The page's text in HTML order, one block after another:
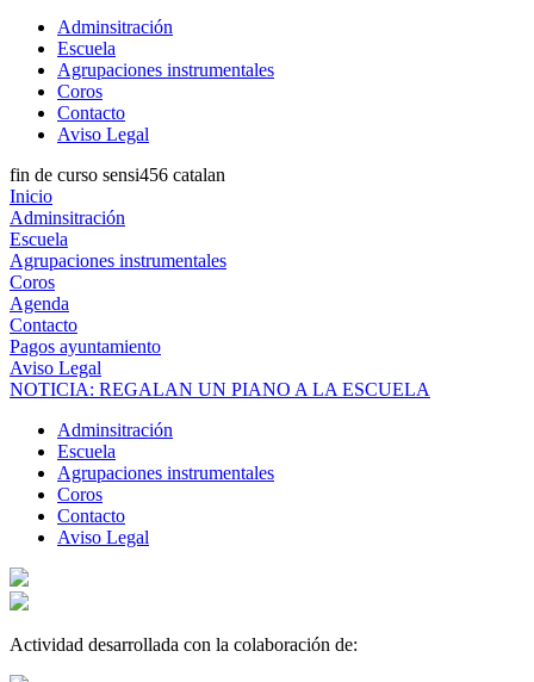
Adminsitración
Escuela
Agrupaciones instrumentales
Coros
Contacto
Aviso Legal
fin de curso sensi456 catalan
Inicio
Adminsitración
Escuela
Agrupaciones instrumentales
Coros
Agenda
Contacto
Pagos ayuntamiento
Aviso Legal
NOTICIA: REGALAN UN PIANO A LA ESCUELA
Adminsitración
Escuela
Agrupaciones instrumentales
Coros
Contacto
Aviso Legal
Actividad desarrollada con la colaboración de: